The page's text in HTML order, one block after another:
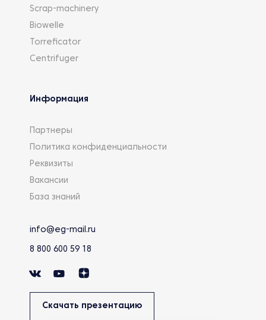
Scrap-machinery
Biowelle
Torreficator
Centrifuger
Информация
Партнеры
Политика конфиденциальности
Реквизиты
Вакансии
База знаний
info@eg-mail.ru
8 800 600 59 18
Скачать презентацию